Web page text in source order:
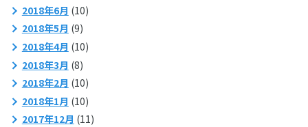
2018年6月 (10)
2018年5月 (9)
2018年4月 (10)
2018年3月 (8)
2018年2月 (10)
2018年1月 (10)
2017年12月 (11)